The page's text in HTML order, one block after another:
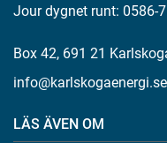
Jour dygnet runt: 0586-
Box 42, 691 21
info@karlskogaenergi.se
LÄS ÄVEN OM